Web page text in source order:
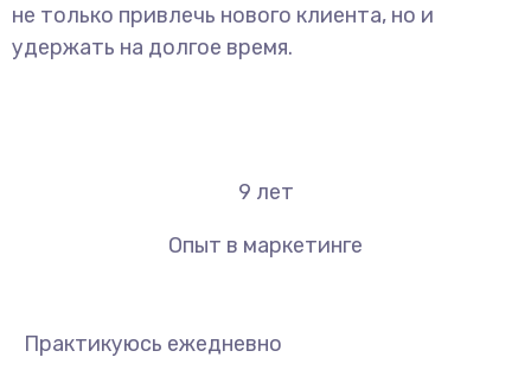
не только привлечь нового клиента, но и
удержать на долгое время.
9 лет
Опыт в маркетинге
Практикуюсь ежедневно